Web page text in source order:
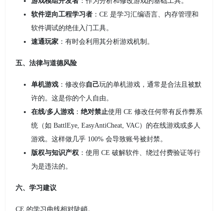
软件逆向工程学习者 ：CE 是学习汇编语言、内存管理和
软件调试的绝佳入门工具。
速通玩家 ：有时会利用其分析游戏机制。
五、法律与道德风险
单机游戏 ：修改你自己玩的单机游戏，通常是合法且被默
许的。这是你的个人自由。
在线/多人游戏 ： 绝对禁止使用 CE 修改任何带有反作弊系
统（如 BattlEye, EasyAntiCheat, VAC）的在线游戏或多人
游戏。这样做几乎 100% 会导致账号被封禁。
版权与知识产权 ：使用 CE 破解软件、绕过付费验证等行
为是违法的。
六、学习建议
CE 的学习曲线相对陡峭。